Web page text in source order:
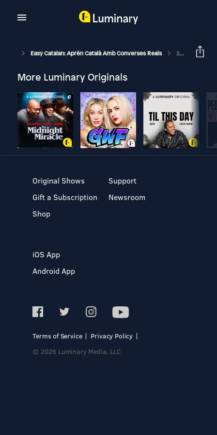
Easy Catalan: Aprèn Català Amb Converses Reals 213: Llengua, Ciència I Supercomputació
More Luminary Originals
Original Shows
Gift a Subscription
Shop
Support
Newsroom
iOS App
Android App
Terms of Service
Privacy Policy
© 2026 Luminary Media, LLC